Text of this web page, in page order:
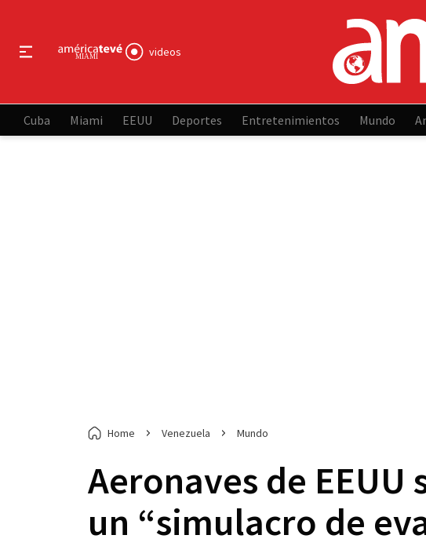
videos
Cuba Miami EEUU Deportes Entretenimientos Mundo
Home Venezuela Mundo
Aeronaves de
un “simulacro de